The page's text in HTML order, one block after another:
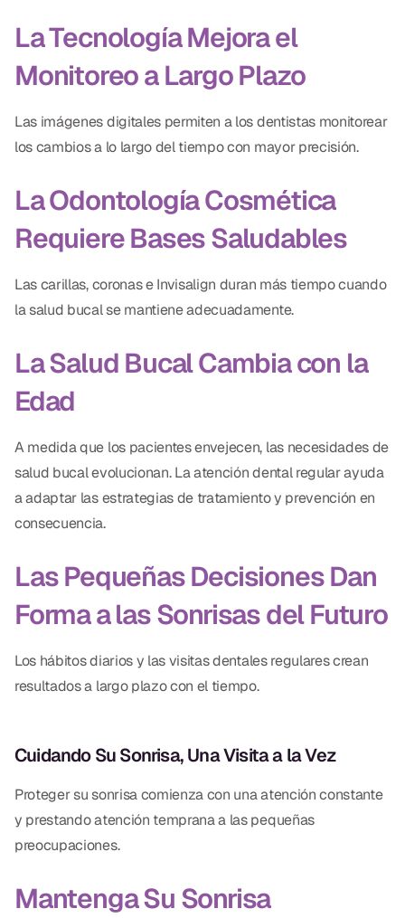
La Tecnología Mejora el
Monitoreo a Largo Plazo
Las imágenes digitales permiten a los dentistas monitorear
los cambios a lo largo del tiempo con mayor precisión.
La Odontología Cosmética
Requiere Bases Saludables
Las carillas, coronas e Invisalign duran más tiempo cuando
la salud bucal se mantiene adecuadamente.
La Salud Bucal Cambia con la
Edad
A medida que los pacientes envejecen, las necesidades de
salud bucal evolucionan. La atención dental regular ayuda
a adaptar las estrategias de tratamiento y prevención en
consecuencia.
Las Pequeñas Decisiones Dan
Forma a las Sonrisas del Futuro
Los hábitos diarios y las visitas dentales regulares crean
resultados a largo plazo con el tiempo.
Cuidando Su Sonrisa, Una Visita a la Vez
Proteger su sonrisa comienza con una atención constante
y prestando atención temprana a las pequeñas
preocupaciones.
Mantenga Su Sonrisa